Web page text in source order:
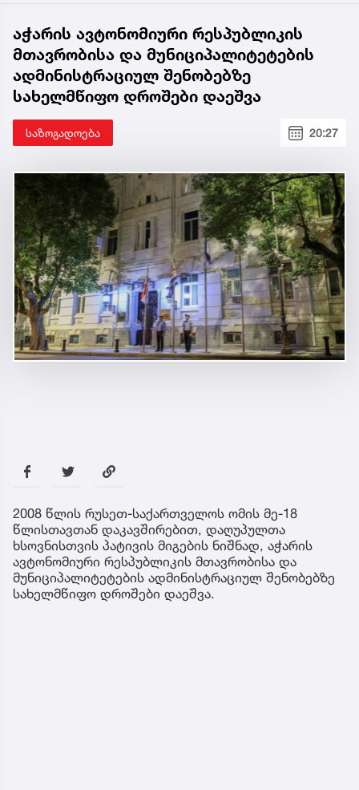
აჭარის ავტონომიური რესპუბლიკის
მთავრობისა და მუნიციპალიტეტების
ადმინისტრაციულ შენობებზე
სახელმწიფო დროშები დაეშვა
საზოგადოება 20:27
2008 წლის რუსეთ-საქართველოს ომის მე-18
წლისთავთან დაკავშირებით, დაღუპულთა
ხსოვნისთვის პატივის მიგების ნიშნად, აჭარის
ავტონომიური რესპუბლიკის მთავრობისა და
მუნიციპალიტეტების ადმინისტრაციულ შენობებზე
სახელმწიფო დროშები დაეშვა.